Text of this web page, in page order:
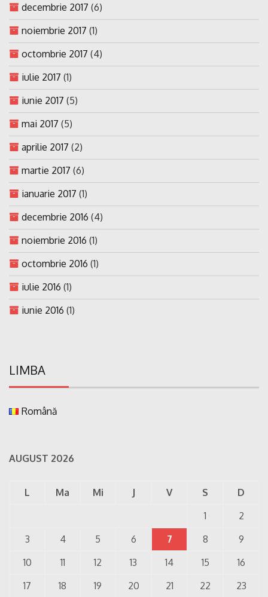
decembrie 2017 (6)
noiembrie 2017 (1)
octombrie 2017 (4)
iulie 2017 (1)
iunie 2017 (5)
mai 2017 (5)
aprilie 2017 (2)
martie 2017 (6)
ianuarie 2017 (1)
decembrie 2016 (4)
noiembrie 2016 (1)
octombrie 2016 (1)
iulie 2016 (1)
iunie 2016 (1)
LIMBA
Română
AUGUST 2026
L Ma Mi J V S
D
1
2
3
4 5 6 7 8
9
10
11 12 13 14 15
16
17
18 19 20 21 22 23